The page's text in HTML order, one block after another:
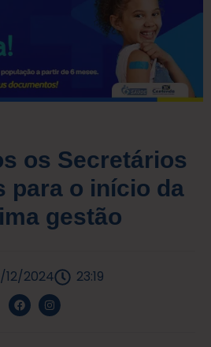
os Secretários
para o início da
gestão
12/2024 23:19